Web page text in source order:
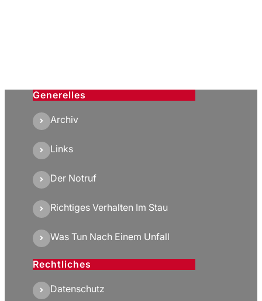
Generelles
Archiv
Links
Der Notruf
Richtiges Verhalten Im Stau
Was Tun Nach Einem Unfall
Rechtliches
Datenschutz